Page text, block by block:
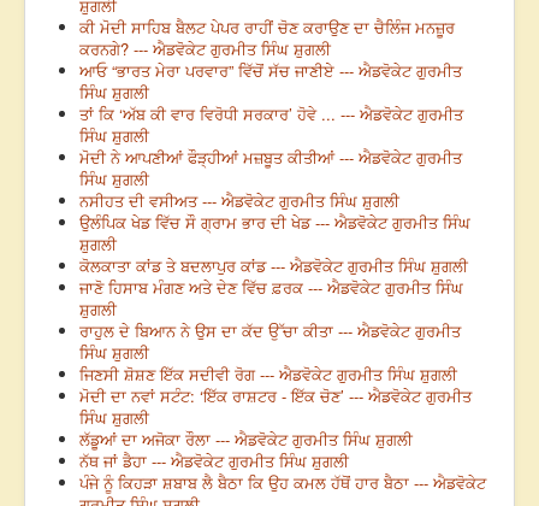
ਸ਼ੁਗਲੀ
ਕੀ ਮੋਦੀ ਸਾਹਿਬ ਬੈਲਟ ਪੇਪਰ ਰਾਹੀਂ ਚੋਣ ਕਰਾਉਣ ਦਾ ਚੈਲਿੰਜ ਮਨਜ਼ੂਰ
ਕਰਨਗੇ? --- ਐਡਵੋਕੇਟ ਗੁਰਮੀਤ ਸਿੰਘ ਸ਼ੁਗਲੀ
ਆਓ “ਭਾਰਤ ਮੇਰਾ ਪਰਵਾਰ” ਵਿੱਚੋਂ ਸੱਚ ਜਾਣੀਏ --- ਐਡਵੋਕੇਟ ਗੁਰਮੀਤ
ਸਿੰਘ ਸ਼ੁਗਲੀ
ਤਾਂ ਕਿ ‘ਅੱਬ ਕੀ ਵਾਰ ਵਿਰੋਧੀ ਸਰਕਾਰ’ ਹੋਵੇ ... --- ਐਡਵੋਕੇਟ ਗੁਰਮੀਤ
ਸਿੰਘ ਸ਼ੁਗਲੀ
ਮੋਦੀ ਨੇ ਆਪਣੀਆਂ ਫੌੜ੍ਹੀਆਂ ਮਜ਼ਬੂਤ ਕੀਤੀਆਂ --- ਐਡਵੋਕੇਟ ਗੁਰਮੀਤ
ਸਿੰਘ ਸ਼ੁਗਲੀ
ਨਸੀਹਤ ਦੀ ਵਸੀਅਤ --- ਐਡਵੋਕੇਟ ਗੁਰਮੀਤ ਸਿੰਘ ਸ਼ੁਗਲੀ
ਉਲੰਪਿਕ ਖੇਡ ਵਿੱਚ ਸੌ ਗ੍ਰਾਮ ਭਾਰ ਦੀ ਖੇਡ --- ਐਡਵੋਕੇਟ ਗੁਰਮੀਤ ਸਿੰਘ
ਸ਼ੁਗਲੀ
ਕੋਲਕਾਤਾ ਕਾਂਡ ਤੇ ਬਦਲਾਪੁਰ ਕਾਂਡ --- ਐਡਵੋਕੇਟ ਗੁਰਮੀਤ ਸਿੰਘ ਸ਼ੁਗਲੀ
ਜਾਣੋ ਹਿਸਾਬ ਮੰਗਣ ਅਤੇ ਦੇਣ ਵਿੱਚ ਫ਼ਰਕ --- ਐਡਵੋਕੇਟ ਗੁਰਮੀਤ ਸਿੰਘ
ਸ਼ੁਗਲੀ
ਰਾਹੁਲ ਦੇ ਬਿਆਨ ਨੇ ਉਸ ਦਾ ਕੱਦ ਉੱਚਾ ਕੀਤਾ --- ਐਡਵੋਕੇਟ ਗੁਰਮੀਤ
ਸਿੰਘ ਸ਼ੁਗਲੀ
ਜਿਣਸੀ ਸ਼ੋਸ਼ਣ ਇੱਕ ਸਦੀਵੀ ਰੋਗ --- ਐਡਵੋਕੇਟ ਗੁਰਮੀਤ ਸਿੰਘ ਸ਼ੁਗਲੀ
ਮੋਦੀ ਦਾ ਨਵਾਂ ਸਟੰਟ: ‘ਇੱਕ ਰਾਸ਼ਟਰ - ਇੱਕ ਚੋਣ’ --- ਐਡਵੋਕੇਟ ਗੁਰਮੀਤ
ਸਿੰਘ ਸ਼ੁਗਲੀ
ਲੱਡੂਆਂ ਦਾ ਅਜੋਕਾ ਰੌਲਾ --- ਐਡਵੋਕੇਟ ਗੁਰਮੀਤ ਸਿੰਘ ਸ਼ੁਗਲੀ
ਨੱਥ ਜਾਂ ਡੈਹਾ --- ਐਡਵੋਕੇਟ ਗੁਰਮੀਤ ਸਿੰਘ ਸ਼ੁਗਲੀ
ਪੰਜੇ ਨੂੰ ਕਿਹੜਾ ਸ਼ਬਾਬ ਲੈ ਬੈਠਾ ਕਿ ਉਹ ਕਮਲ ਹੱਥੋਂ ਹਾਰ ਬੈਠਾ --- ਐਡਵੋਕੇਟ